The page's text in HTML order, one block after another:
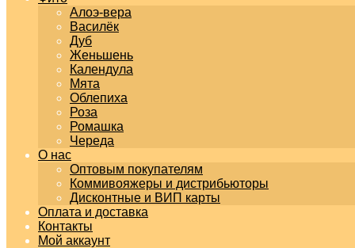
Алоэ-вера
Василёк
Дуб
Женьшень
Календула
Мята
Облепиха
Роза
Ромашка
Череда
О нас
Оптовым покупателям
Коммивояжеры и дистрибьюторы
Дисконтные и ВИП карты
Оплата и доставка
Контакты
Мой аккаунт